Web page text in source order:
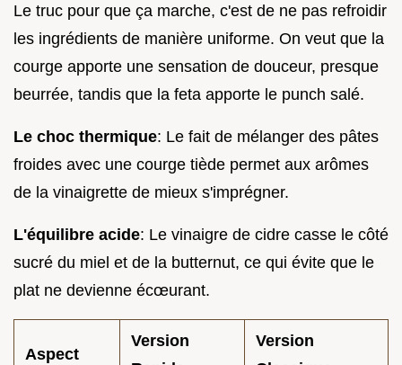
Le truc pour que ça marche, c'est de ne pas refroidir
les ingrédients de manière uniforme. On veut que la
courge apporte une sensation de douceur, presque
beurrée, tandis que la feta apporte le punch salé.
Le choc thermique: Le fait de mélanger des pâtes
froides avec une courge tiède permet aux arômes
de la vinaigrette de mieux s'imprégner.
L'équilibre acide: Le vinaigre de cidre casse le côté
sucré du miel et de la butternut, ce qui évite que le
plat ne devienne écœurant.
Aspect
Version
Version